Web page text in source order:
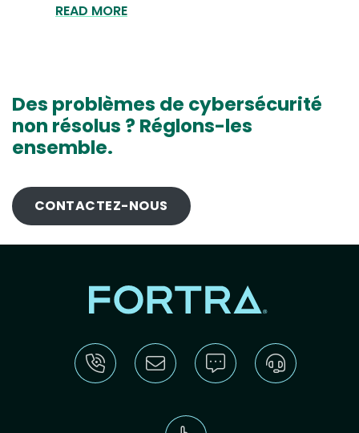
READ MORE
Des problèmes de cybersécurité
non résolus ? Réglons-les
ensemble.
CONTACTEZ-NOUS